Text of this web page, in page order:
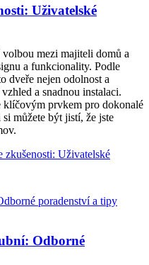
Uživatelské
mezi majiteli domů a
a funkcionality. Podle
dveře nejen odolnost a
a snadnou instalaci.
prvkem pro dokonalé
můžete být jistí, že jste
zkušenosti: Uživatelské
Odborné